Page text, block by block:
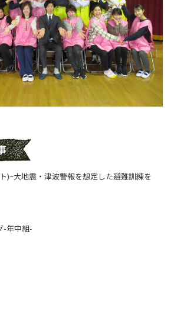
)~大地震・津波警報を想定した避難訓練を
-年中組-